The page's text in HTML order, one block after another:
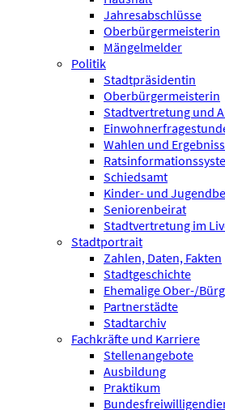
Jahresabschlüsse
Oberbürgermeisterin
Mängelmelder
Politik
Stadtpräsidentin
Oberbürgermeisterin
Stadtvertretung und
Wahlen und
Schiedsamt
Kinder- und
Seniorenbeirat
Stadtvertretung im
Stadtportrait
Zahlen, Daten, Fakten
Stadtgeschichte
Ehemalige Ober-/
Partnerstädte
Stadtarchiv
Fachkräfte und Karriere
Stellenangebote
Ausbildung
Praktikum